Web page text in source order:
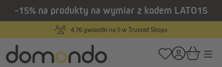
zawartości
-15% na produkty na wymiar z kodem LATO15
Produkty na wymiar
Strona główna Osłony wewnętrzne / Rolety plisowane / Rolety